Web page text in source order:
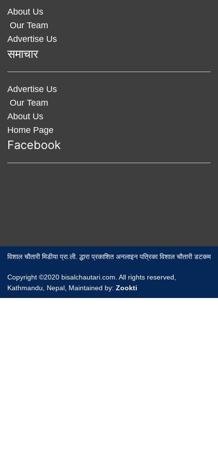
About Us
Our Team
Advertise Us
समाचार
Advertise Us
Our Team
About Us
Home Page
Facebook
विशाल चौतारी मिडीया प्रा.ली. द्धारा प्रकाशित अनलाइन पत्रिका विशाल चौतारी डटकम
Copyright ©2020 bisalchautari.com. All rights reserved,
Kathmandu, Nepal, Maintained by: Zookti